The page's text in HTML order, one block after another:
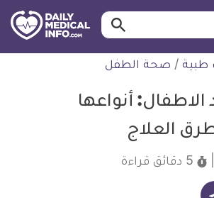
ابحث…
طبية / صحة الطفل
أنواعها
العلاج
5 دقائق قراءة
شارك على تيليجرام - ديلي ميديكال انفو